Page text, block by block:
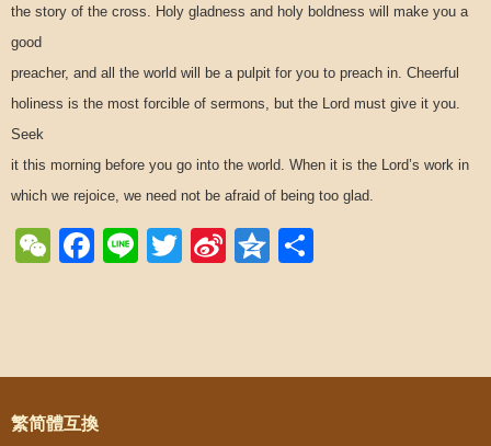
the story of the cross. Holy gladness and holy boldness will make you a
good
preacher, and all the world will be a pulpit for you to preach in. Cheerful
holiness is the most forcible of sermons, but the Lord must give it you.
Seek
it this morning before you go into the world. When it is the Lord’s work in
which we rejoice, we need not be afraid of being too glad.
WeChat
Facebook
LineTwitter
SinaQzone
Post navigation
繁简體互換